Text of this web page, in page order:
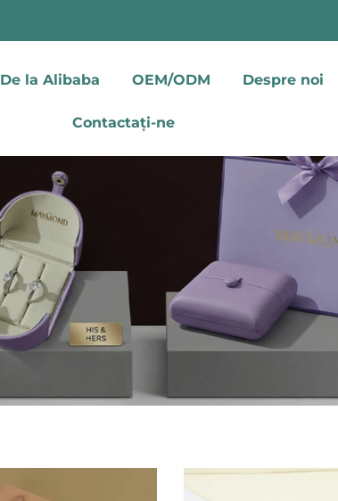
De la Alibaba OEM/ODM Despre noi
Contactați-ne